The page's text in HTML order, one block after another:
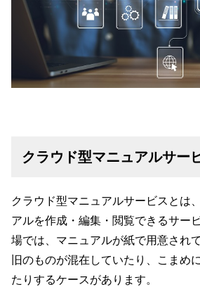
クラウド型マニュアルサー
クラウド型マニュアルサービスとは
アルを作成・編集・閲覧できるサー
場では、マニュアルが紙で用意され
旧のものが混在していたり、こまめ
たりするケースがあります。